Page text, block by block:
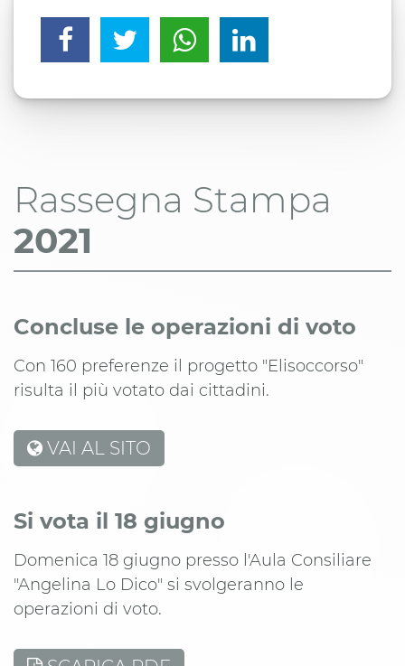
Rassegna Stampa
2021
Concluse le operazioni di voto
Con 160 preferenze il progetto "Elisoccorso"
risulta il più votato dai cittadini.
VAI AL SITO
Si vota il 18 giugno
Domenica 18 giugno presso l'Aula Consiliare
"Angelina Lo Dico" si svolgeranno le
operazioni di voto.